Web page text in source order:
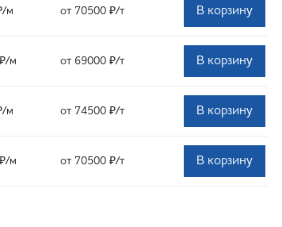
/м от 70500 ₽/т В корзину
₽/м от 69000 ₽/т В корзину
/м от 74500 ₽/т В корзину
₽/м от 70500 ₽/т В корзину